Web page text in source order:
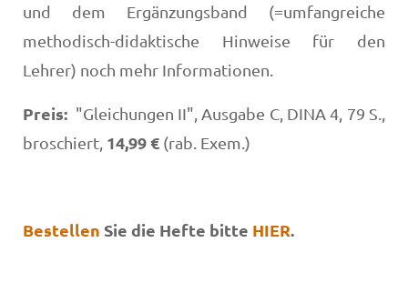
und dem Ergänzungsband (=umfangreiche
methodisch-didaktische Hinweise für den
Lehrer) noch mehr Informationen.
Preis: "Gleichungen II", Ausgabe C, DINA 4, 79 S.,
broschiert, 14,99 € (rab. Exem.)
Bestellen Sie die Hefte bitte HIER.